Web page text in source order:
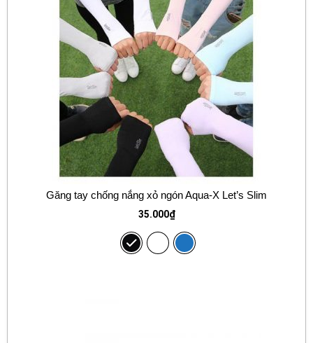
Găng tay chống nắng xỏ ngón Aqua-X Let’s Slim
35.000₫